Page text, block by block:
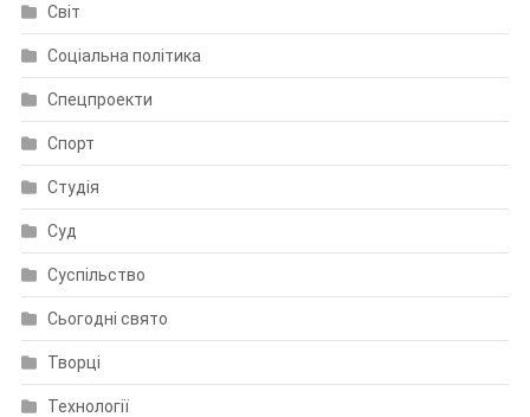
Світ
Соціальна політика
Спецпроекти
Спорт
Студія
Суд
Суспільство
Сьогодні свято
Творці
Технології